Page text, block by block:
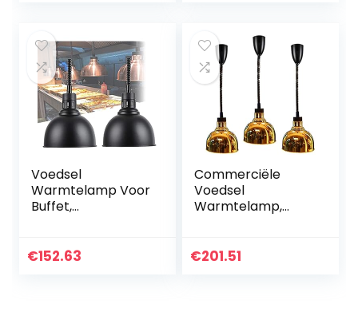
Hotel…
Voedsel
Warmtelamp Voor
Buffet,
Warmtelamp
€152.63
Commerciële
Voedsel
Warmtelamp,
gsverwarmerlamp
€201.51